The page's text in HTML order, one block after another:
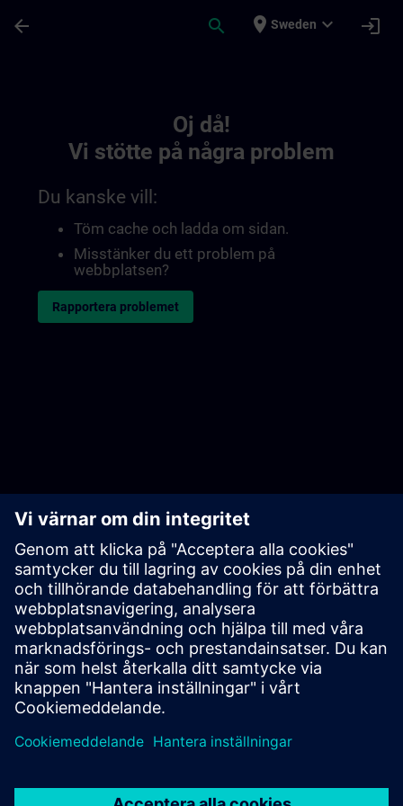
arrow_back search place Sweden expand_more login
Oj då!
Vi stötte på några problem
Du kanske vill:
Töm cache och ladda om sidan.
Misstänker du ett problem på
webbplatsen?
Rapportera problemet